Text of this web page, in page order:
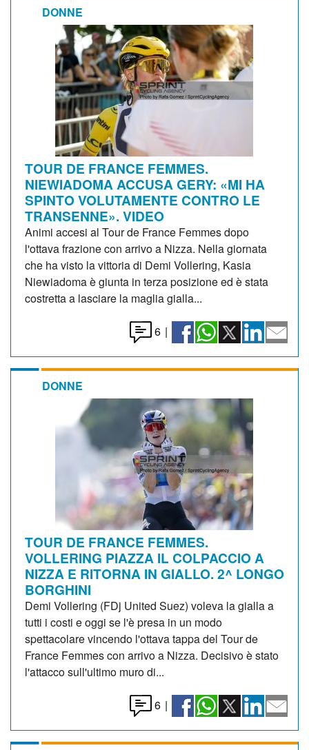
DONNE
TOUR DE FRANCE FEMMES.
NIEWIADOMA ACCUSA GERY: «MI HA
SPINTO VOLUTAMENTE CONTRO LE
TRANSENNE». VIDEO
Animi accesi al Tour de France Femmes dopo
l'ottava frazione con arrivo a Nizza. Nella giornata
che ha visto la vittoria di Demi Vollering, Kasia
Niewiadoma è giunta in terza posizione ed è stata
costretta a lasciare la maglia gialla...
6 |
DONNE
TOUR DE FRANCE FEMMES.
VOLLERING PIAZZA IL COLPACCIO A
NIZZA E RITORNA IN GIALLO. 2^ LONGO
BORGHINI
Demi Vollering (FDj United Suez) voleva la gialla a
tutti i costi e oggi se l'è presa in un modo
spettacolare vincendo l'ottava tappa del Tour de
France Femmes con arrivo a Nizza. Decisivo è stato
l'attacco sull'ultimo muro di...
6 |